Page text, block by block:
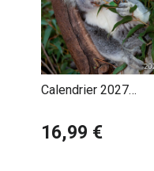
Calendrier 2027
Australie avec Poster
16,99 €